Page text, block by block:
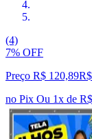
(4)
7% OFF
Preço R$ 120,89R$
no Pix Ou 1x de